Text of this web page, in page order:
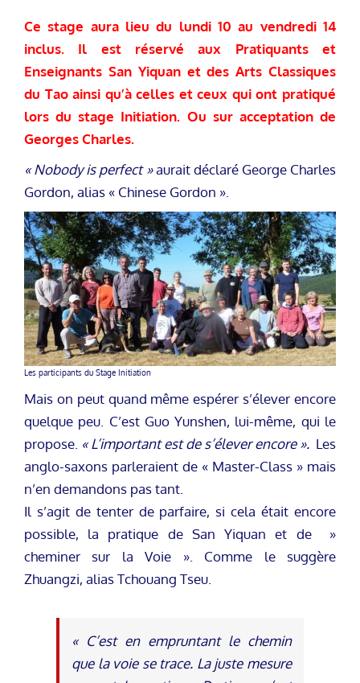
Ce stage aura lieu du lundi 10 au vendredi 14
inclus. Il est réservé aux Pratiquants et
Enseignants San Yiquan et des Arts Classiques
du Tao ainsi qu’à celles et ceux qui ont pratiqué
lors du stage Initiation. Ou sur acceptation de
Georges Charles.
« Nobody is perfect »aurait déclaré George Charles
Gordon, alias « Chinese Gordon ».
Les participants du Stage Initiation
Mais on peut quand même espérer s’élever encore
quelque peu. C’est Guo Yunshen, lui-même, qui le
propose. « L’important est de s’élever encore ». Les
anglo-saxons parleraient de « Master-Class » mais
n’en demandons pas tant.
Il s’agit de tenter de parfaire, si cela était encore
possible, la pratique de San Yiquan et de »
cheminer sur la Voie ». Comme le suggère
Zhuangzi, alias Tchouang Tseu.
« C’est en empruntant le chemin
que la voie se trace. La juste mesure